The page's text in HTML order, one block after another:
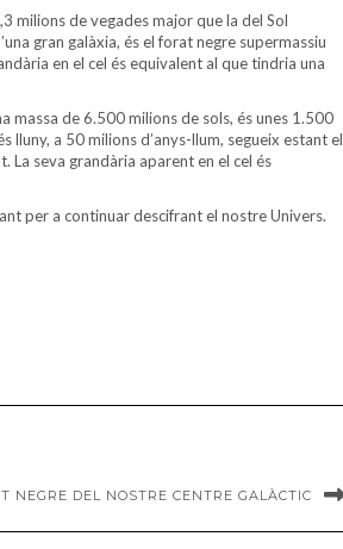
milions de vegades major que la del Sol
gran galàxia, és el forat negre supermassiu
en el cel és equivalent al que tindria una
massa de 6.500 milions de sols, és unes 1.500
lluny, a 50 milions d’anys-llum, segueix estant el
La seva grandària aparent en el cel és
per a continuar descifrant el nostre Univers.
NEGRE DEL NOSTRE CENTRE GALÀCTIC